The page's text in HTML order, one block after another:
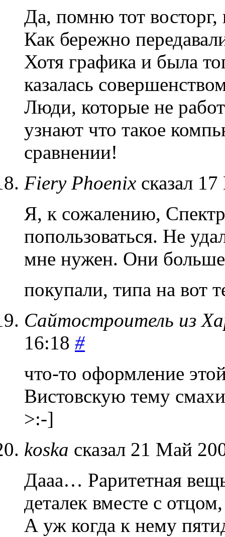
Да, помню тот восторг,
Как бережно
Хотя графика и была
казалась
Люди, которые не
узнают что такое
сравнении!
Fiery Phoenix сказал
Я, к сожалению,
попользоваться. Не
мне нужен. Они больше
покупали, типа на вот
Сайтостроитель из
16:18 #
что-то оформление
Вистовскую тему
>:-]
koska сказал 21 Май
Дааа… Раритетная
деталек вместе с
А уж когда к нему